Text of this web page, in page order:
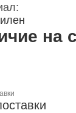
на